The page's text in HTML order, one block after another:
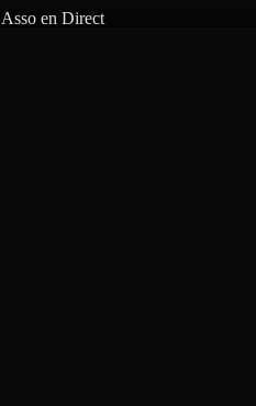
Asso en Direct